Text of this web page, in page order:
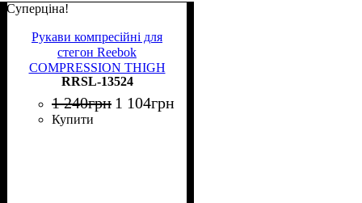
Суперціна!
Рукави компресійні для
стегон Reebok
COMPRESSION THIGH
SLEEVE 2 шт. чорно-сірі M
RRSL-13524
RRSL-13524
1 240грн 1 104грн
Купити